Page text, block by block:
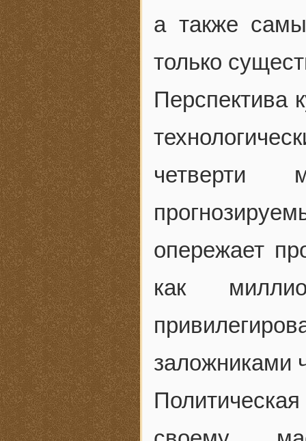
а также
только
Перспектива
четверти
опережает
как
заложниками